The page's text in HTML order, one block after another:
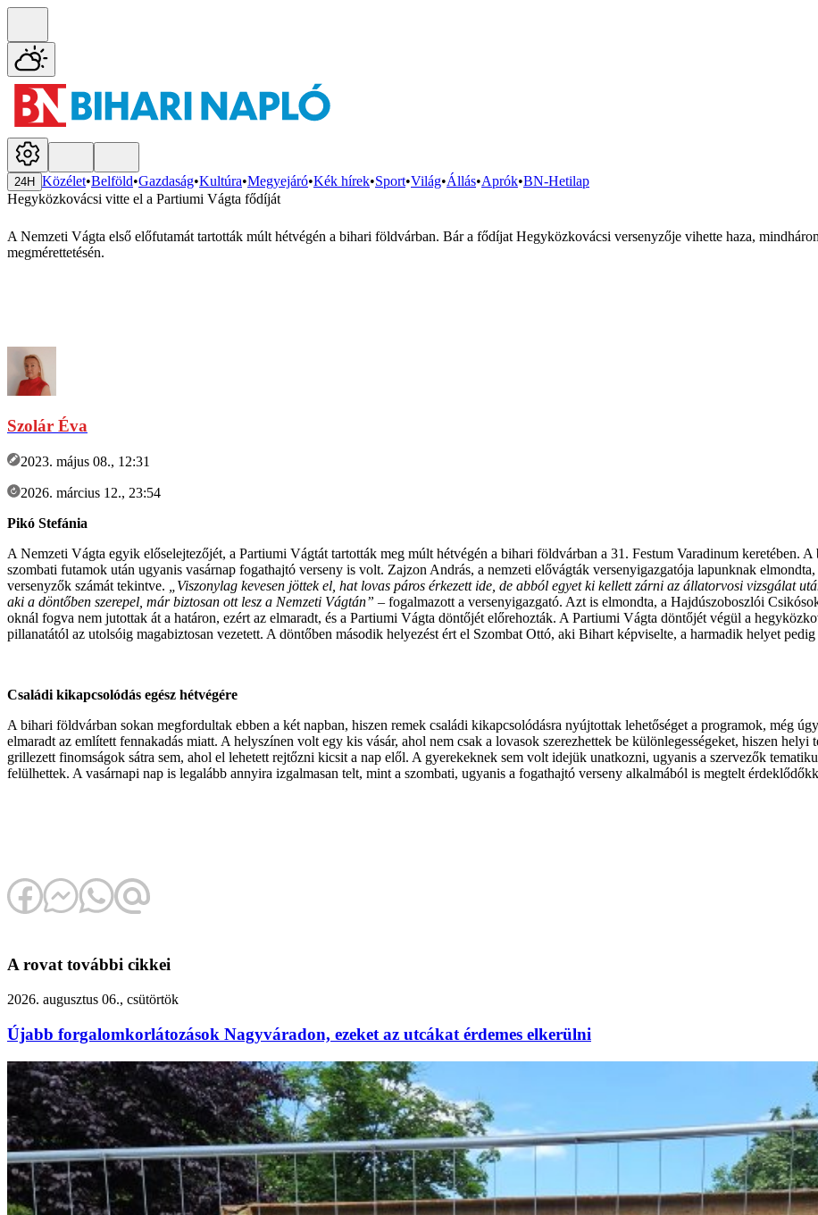
24H Közélet•Belföld•Gazdaság•Kultúra•Megyejáró•Kék hírek•Sport•Világ•Állás•Aprók•BN-Hetilap
Hegyközkovácsi vitte el a Partiumi Vágta fődíját
A Nemzeti Vágta első előfutamát tartották múlt hétvégén a bihari földvárban. Bár a fődíjat Hegyközkovácsi versenyzője vihette haza,
megmérettetésén.
Szolár Éva
2023. május 08., 12:31
2026. március 12., 23:54
Pikó Stefánia
A Nemzeti Vágta egyik előselejtezőjét, a Partiumi Vágtát tartották meg múlt hétvégén a bihari földvárban a 31. Festum Varadinum keretében.
szombati futamok után ugyanis vasárnap fogathajtó verseny is volt. Zajzon András, a nemzeti elővágták versenyigazgatója lapunknak
versenyzők számát tekintve. „Viszonylag kevesen jöttek el, hat lovas páros érkezett ide, de abból egyet ki kellett zárni az állatorvosi vizsgálat
aki a döntőben szerepel, már biztosan ott lesz a Nemzeti Vágtán” – fogalmazott a versenyigazgató. Azt is elmondta, a Hajdúszoboszlói
oknál fogva nem jutottak át a határon, ezért az elmaradt, és a Partiumi Vágta döntőjét előrehozták. A Partiumi Vágta döntőjét végül a
pillanatától az utolsóig magabiztosan vezetett. A döntőben második helyezést ért el Szombat Ottó, aki Bihart képviselte, a harmadik helyet
Családi kikapcsolódás egész hétvégére
A bihari földvárban sokan megfordultak ebben a két napban, hiszen remek családi kikapcsolódásra nyújtottak lehetőséget a programok, még
elmaradt az említett fennakadás miatt. A helyszínen volt egy kis vásár, ahol nem csak a lovasok szerezhettek be különlegességeket, hiszen
grillezett finomságok sátra sem, ahol el lehetett rejtőzni kicsit a nap elől. A gyerekeknek sem volt idejük unatkozni, ugyanis a szervezők
felülhettek. A vasárnapi nap is legalább annyira izgalmasan telt, mint a szombati, ugyanis a fogathajtó verseny alkalmából is megtelt
A rovat további cikkei
2026. augusztus 06., csütörtök
Újabb forgalomkorlátozások Nagyváradon, ezeket az utcákat érdemes elkerülni